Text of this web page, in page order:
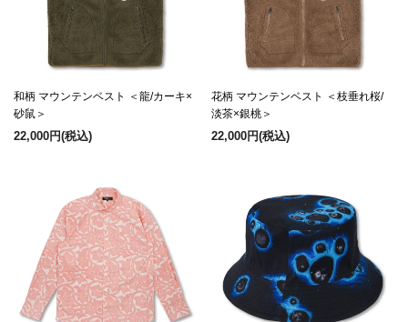
和柄 マウンテンベスト ＜龍/カーキ×
砂鼠＞
22,000円(税込)
花柄 マウンテンベスト ＜枝垂れ桜/
淡茶×銀桃＞
22,000円(税込)